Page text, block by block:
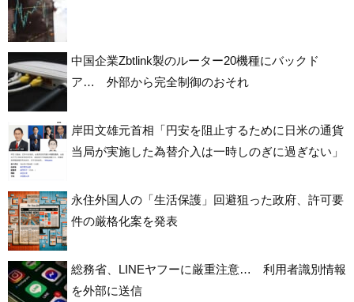
中国企業Zbtlink製のルーター20機種にバックド
ア… 外部から完全制御のおそれ
岸田文雄元首相「円安を阻止するために日米の通貨
当局が実施した為替介入は一時しのぎに過ぎない」
永住外国人の「生活保護」回避狙った政府、許可要
件の厳格化案を発表
総務省、LINEヤフーに厳重注意… 利用者識別情報
を外部に送信